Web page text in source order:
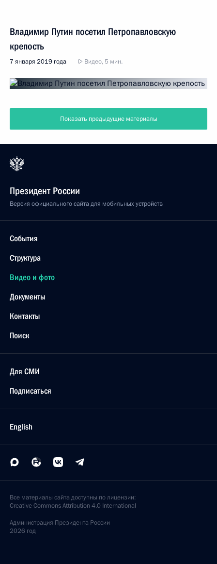
Владимир Путин посетил Петропавловскую
крепость
7 января 2019 года Видео, 5 мин.
Показать предыдущие материалы
Президент России
Версия официального сайта для мобильных устройств
События
Структура
Видео и фото
Документы
Контакты
Поиск
Для СМИ
Подписаться
English
Все материалы сайта доступны по лицензии:
Creative Commons Attribution 4.0 International
Администрация Президента России
2026 год